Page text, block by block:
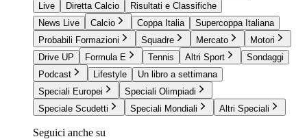
Live
Diretta Calcio
Risultati e Classifiche
News Live
Calcio Coppa Italia
Supercoppa Italiana
Probabili Formazioni
Squadre Mercato
Motori
Drive UP
Formula E Tennis Altri Sport
Sondaggi
Podcast
Lifestyle
Un libro a settimana
Speciali Europei
Speciali Olimpiadi
Speciale Scudetti
Speciali Mondiali Altri Speciali
Seguici anche su